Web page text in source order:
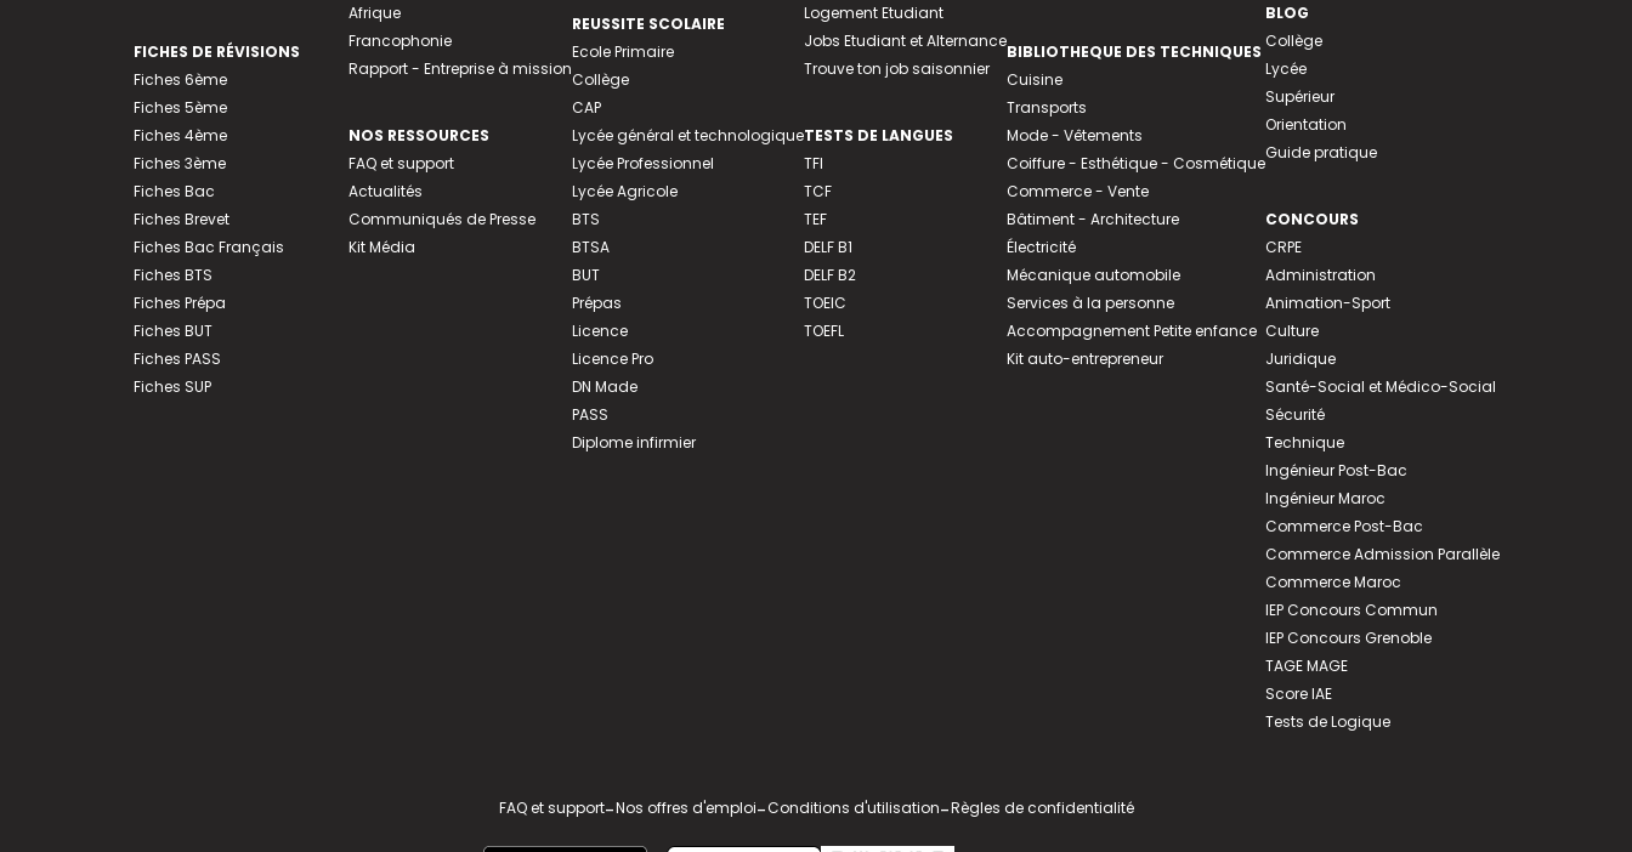
FICHES DE RÉVISIONS
Fiches 6ème
Fiches 5ème
Fiches 4ème
Fiches 3ème
Fiches Bac
Fiches Brevet
Fiches Bac Français
Fiches BTS
Fiches Prépa
Fiches BUT
Fiches PASS
Fiches SUP
Afrique
Francophonie
Rapport - Entreprise à mission
NOS RESSOURCES
FAQ et support
Actualités
Communiqués de Presse
Kit Média
REUSSITE SCOLAIRE
Ecole Primaire
Collège
CAP
Lycée général et technologique
Lycée Professionnel
Lycée Agricole
BTS
BTSA
BUT
Prépas
Licence
Licence Pro
DN Made
PASS
Diplome infirmier
Logement Etudiant
Jobs Etudiant et Alternance
Trouve ton job saisonnier
TESTS DE LANGUES
TFI
TCF
TEF
DELF B1
DELF B2
TOEIC
TOEFL
BIBLIOTHEQUE DES TECHNIQUES
Cuisine
Transports
Mode - Vêtements
Coiffure - Esthétique - Cosmétique
Commerce - Vente
Bâtiment - Architecture
Électricité
Mécanique automobile
Services à la personne
Accompagnement Petite enfance
Kit auto-entrepreneur
BLOG
Collège
Lycée
Supérieur
Orientation
Guide pratique
CONCOURS
CRPE
Administration
Animation-Sport
Culture
Juridique
Santé-Social et Médico-Social
Sécurité
Technique
Ingénieur Post-Bac
Ingénieur Maroc
Commerce Post-Bac
Commerce Admission Parallèle
Commerce Maroc
IEP Concours Commun
IEP Concours Grenoble
TAGE MAGE
Score IAE
Tests de Logique
FAQ et support-Nos offres d'emploi-Conditions d'utilisation-Règles de confidentialité